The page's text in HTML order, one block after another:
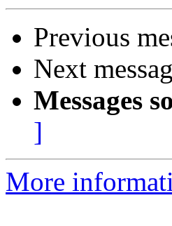
Previous
Next
Messages
]
More